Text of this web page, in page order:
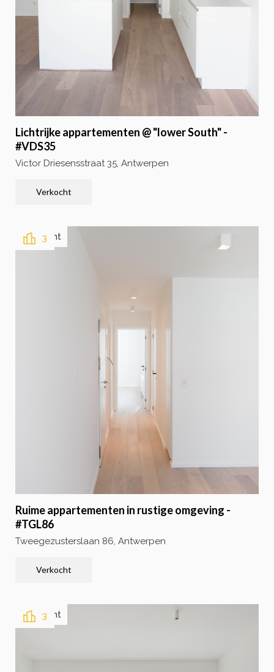
Lichtrijke appartementen @ "lower South" -
#VDS35
Victor Driesensstraat 35, Antwerpen
Verkocht
Verkocht
3
Ruime appartementen in rustige omgeving -
#TGL86
Tweegezusterslaan 86, Antwerpen
Verkocht
Verkocht
3